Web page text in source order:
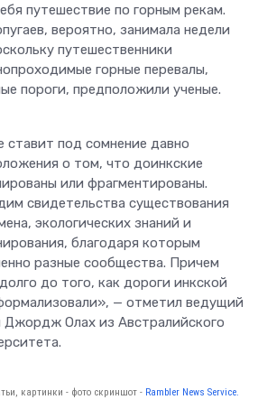
путешествие по горным рекам.
вероятно, занимала недели
путешественники
горные перевалы,
пороги, предположили ученые.
ставит под сомнение давно
о том, что доинкские
или фрагментированы.
свидетельства существования
экологических знаний и
благодаря которым
разные сообщества. Причем
до того, как дороги инкской
— отметил ведущий
Джордж Олах из Австралийского
картинки - фото скриншот - Rambler News Service.